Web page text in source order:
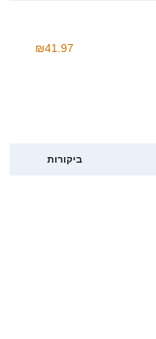
₪41.97
ביקורות